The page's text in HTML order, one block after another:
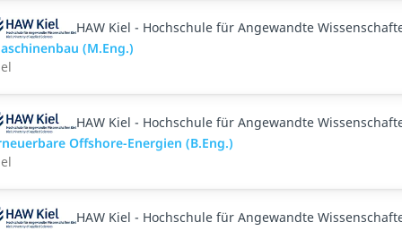
HAW Kiel - Hochschule für Angewandte
(M.Eng.)
HAW Kiel - Hochschule für Angewandte
Offshore-Energien (B.Eng.)
HAW Kiel - Hochschule für Angewandte